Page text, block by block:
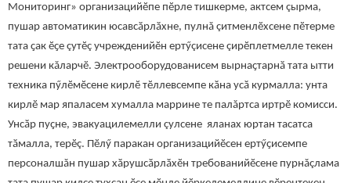
Мониторинг» организацийӗпе пӗрле тишкерме, актсем çырма,
пушар автоматикин юсавсӑрлӑхне, пулнă çитменлӗхсене пӗтерме
тата ҫак ӗҫе çутӗç учрежденийӗн ертӳçисене çирӗплетмелле текен
решени кăларчӗ. Электрооборудованисем вырнаҫтарнӑ тата ытти
техника пӳлӗмӗсене кирлӗ тӗллевсемпе кӑна усӑ курмалла: унта
кирлӗ мар япаласем хумалла маррине те палăртса иртрӗ комисси.
Унсӑр пуҫне, эвакуацилемелли çулсене яланах юртан тасатса
тӑмалла, терӗç. Пӗлӳ паракан организацийӗсен ертӳҫисемпе
персоналшăн пушар хӑрушсӑрлӑхӗн требованийӗсене пурнăçлама